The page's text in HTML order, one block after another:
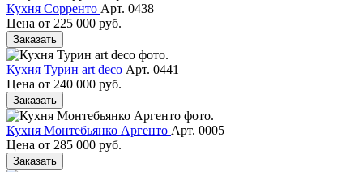
Кухня Сорренто Арт. 0438
Цена от 225 000 руб.
Заказать
Кухня Турин art deco Арт. 0441
Цена от 240 000 руб.
Заказать
Кухня Монтебьянко Аргенто Арт. 0005
Цена от 285 000 руб.
Заказать